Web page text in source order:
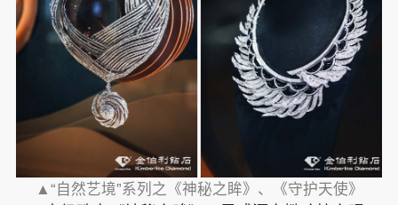
▲“自然艺境”系列之《神秘之眸》、《守护天使》